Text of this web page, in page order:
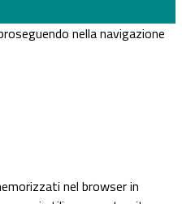
nella navigazione
nel browser in